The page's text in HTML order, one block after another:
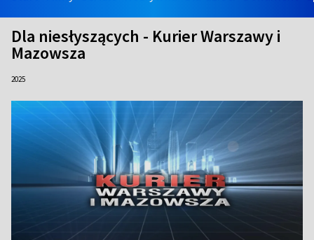
Dla niesłyszących - Kurier Warszawy i
Mazowsza
2025